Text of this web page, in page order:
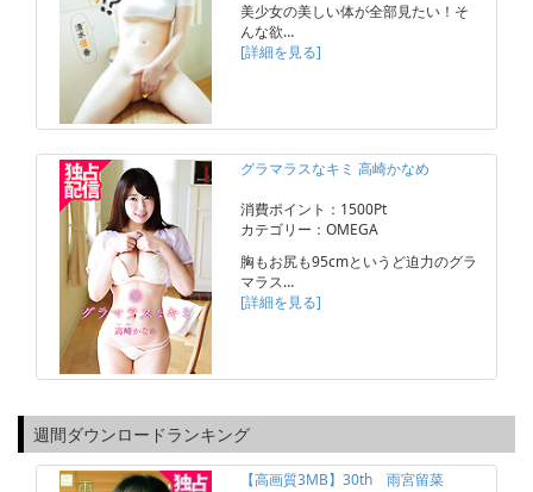
美少女の美しい体が全部見たい！そ
んな欲…
[詳細を見る]
グラマラスなキミ 高崎かなめ
消費ポイント：1500Pt
カテゴリー：OMEGA
胸もお尻も95cmというど迫力のグラ
マラス…
[詳細を見る]
週間ダウンロードランキング
【高画質3MB】30th 雨宮留菜